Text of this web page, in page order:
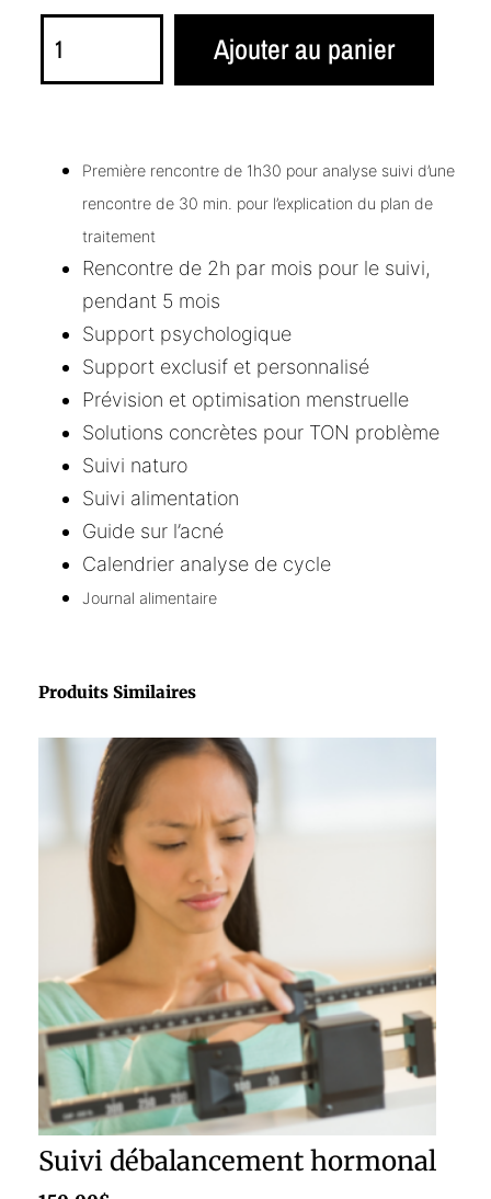
Ajouter au panier
Première rencontre de 1h30 pour analyse suivi d’une
rencontre de 30 min. pour l’explication du plan de
traitement
Rencontre de 2h par mois pour le suivi,
pendant 5 mois
Support psychologique
Support exclusif et personnalisé
Prévision et optimisation menstruelle
Solutions concrètes pour TON problème
Suivi naturo
Suivi alimentation
Guide sur l’acné
Calendrier analyse de cycle
Journal alimentaire
Produits Similaires
Suivi débalancement hormonal